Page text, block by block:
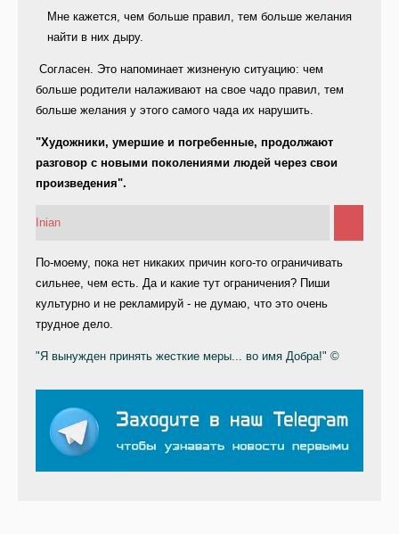
Мне кажется, чем больше правил, тем больше желания
найти в них дыру.
Согласен. Это напоминает жизненую ситуацию: чем
больше родители налаживают на свое чадо правил, тем
больше желания у этого самого чада их нарушить.
"Художники, умершие и погребенные, продолжают
разговор с новыми поколениями людей через свои
произведения".
Inian
По-моему, пока нет никаких причин кого-то ограничивать
сильнее, чем есть. Да и какие тут ограничения? Пиши
культурно и не рекламируй - не думаю, что это очень
трудное дело.
"Я вынужден принять жесткие меры... во имя Добра!" ©